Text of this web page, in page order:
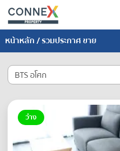
หน้าหลัก/ รวมประกาศ ขาย
BTS อโศก
ว่าง